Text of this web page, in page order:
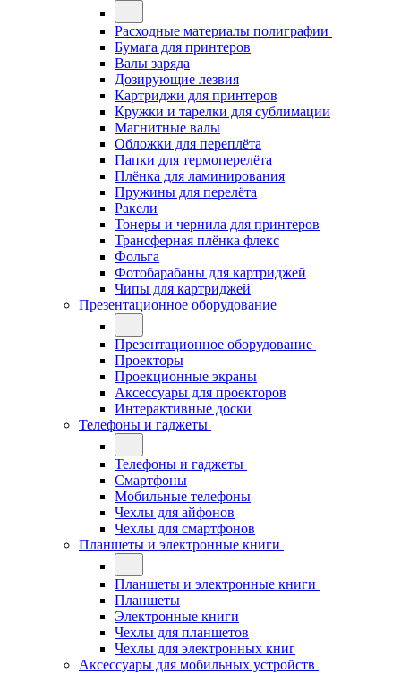
Расходные материалы полиграфии
Бумага для принтеров
Валы заряда
Дозирующие лезвия
Картриджи для принтеров
Кружки и тарелки для сублимации
Магнитные валы
Обложки для переплёта
Папки для термоперелёта
Плёнка для ламинирования
Пружины для перелёта
Ракели
Тонеры и чернила для принтеров
Трансферная плёнка флекс
Фольга
Фотобарабаны для картриджей
Чипы для картриджей
Презентационное оборудование
Презентационное оборудование
Проекторы
Проекционные экраны
Аксессуары для проекторов
Интерактивные доски
Телефоны и гаджеты
Телефоны и гаджеты
Смартфоны
Мобильные телефоны
Чехлы для айфонов
Чехлы для смартфонов
Планшеты и электронные книги
Планшеты и электронные книги
Планшеты
Электронные книги
Чехлы для планшетов
Чехлы для электронных книг
Аксессуары для мобильных устройств